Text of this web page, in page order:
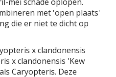
met 'open plaats'
die er niet te dicht op
x clandonensis
x clandonensis 'Kew
Caryopteris. Deze